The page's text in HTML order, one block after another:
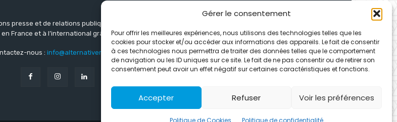
Gérer le consentement
Pour offrir les meilleures expériences, nous utilisons des technologies telles que les
cookies pour stocker et/ou accéder aux informations des appareils. Le fait de consentir
à ces technologies nous permettra de traiter des données telles que le comportement
de navigation ou les ID uniques sur ce site. Le fait de ne pas consentir ou de retirer son
consentement peut avoir un effet négatif sur certaines caractéristiques et fonctions.
Accepter Refuser Voir les préférences
Politique de Cookies Politique de confidentialité
presse et de relations publiques basée à Grenoble. Depuis 1995, elle conçoit
France et à l’international grâce à un réseau d’agences partenaires.
nous : info@alternativemedia.fr